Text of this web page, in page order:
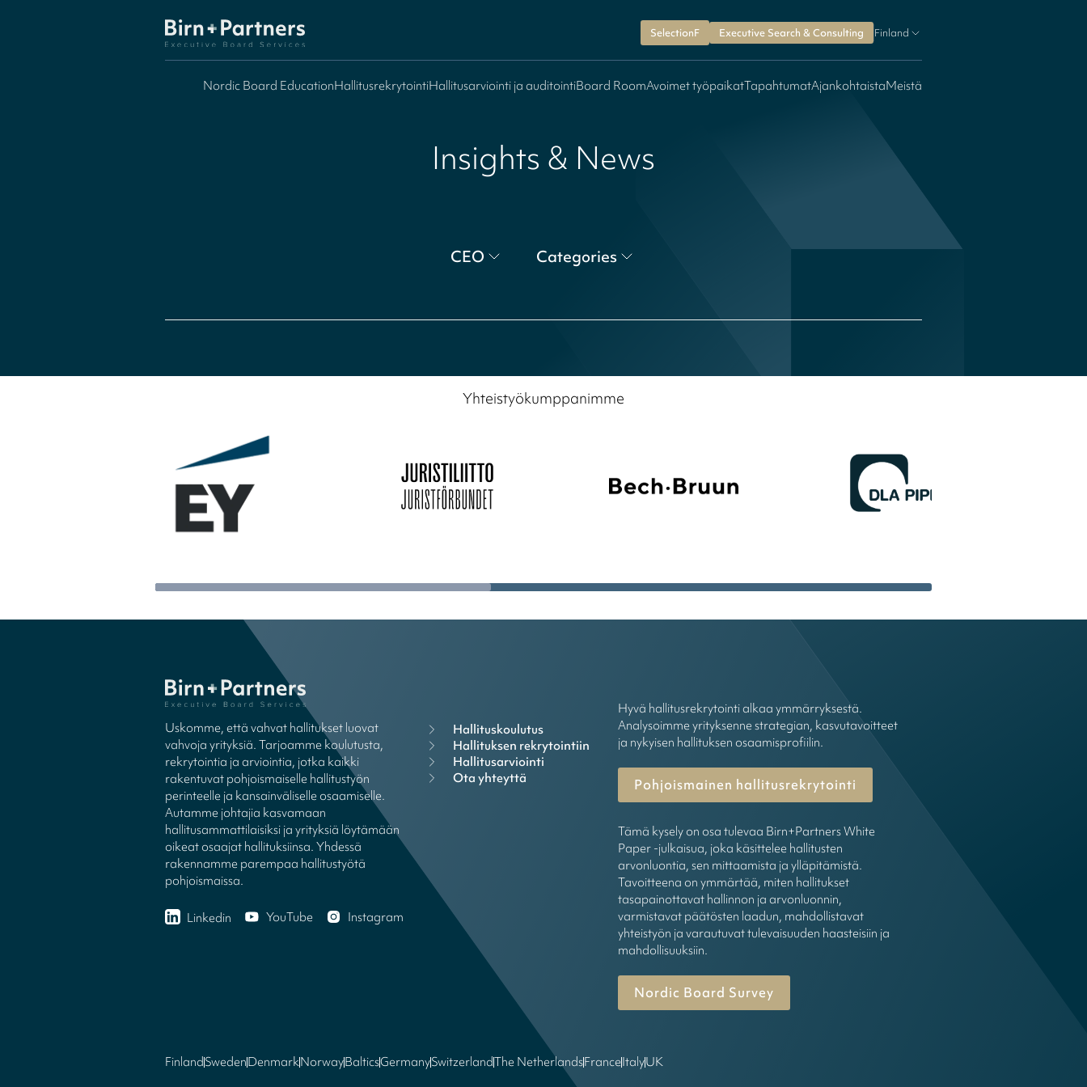
SelectionF Executive Search & Consulting Finland
Nordic Board EducationHallitusrekrytointiHallitusarviointi ja auditointiBoard RoomAvoimet työpaikatTapahtumatAjankohtaistaMeistä
Insights & News
CEO Categories
Yhteistyökumppanimme
Uskomme, että vahvat hallitukset luovat
vahvoja yrityksiä. Tarjoamme koulutusta,
rekrytointia ja arviointia, jotka kaikki
rakentuvat pohjoismaiselle hallitustyön
perinteelle ja kansainväliselle osaamiselle.
Autamme johtajia kasvamaan
hallitusammattilaisiksi ja yrityksiä löytämään
oikeat osaajat hallituksiinsa. Yhdessä
rakennamme parempaa hallitustyötä
pohjoismaissa.
Linkedin YouTube Instagram
Hallituskoulutus
Hallituksen rekrytointiin
Hallitusarviointi
Ota yhteyttä
Hyvä hallitusrekrytointi alkaa ymmärryksestä.
Analysoimme yrityksenne strategian, kasvutavoitteet
ja nykyisen hallituksen osaamisprofiilin.
Pohjoismainen hallitusrekrytointi
Tämä kysely on osa tulevaa Birn+Partners White
Paper -julkaisua, joka käsittelee hallitusten
arvonluontia, sen mittaamista ja ylläpitämistä.
Tavoitteena on ymmärtää, miten hallitukset
tasapainottavat hallinnon ja arvonluonnin,
varmistavat päätösten laadun, mahdollistavat
yhteistyön ja varautuvat tulevaisuuden haasteisiin ja
mahdollisuuksiin.
Nordic Board Survey
FinlandSwedenDenmarkNorwayBalticsGermanySwitzerlandThe NetherlandsFranceItalyUK